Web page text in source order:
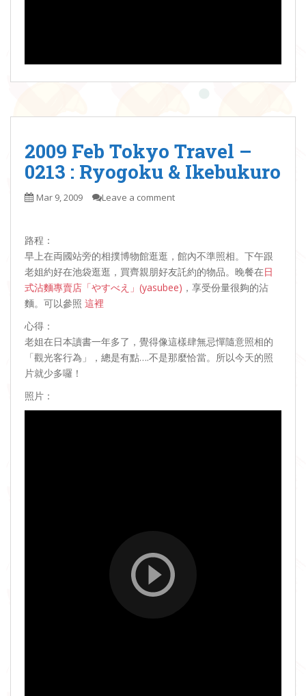
2009 Feb Tokyo Travel –
0213 : Ryogoku & Ikebukuro
Mar 9, 2009 Leave a comment
路程：
早上在両國站旁的相撲博物館逛逛，館內不準照相。下午跟
老姐約好在池袋逛逛，買齊親朋好友託約的物品。晚餐在日
式沾麵專賣店「やすべえ」(yasubee) ，享受份量很夠的沾
麵。可以參照 這裡
心得：
老姐在日本讀書一年多了，覺得像這樣肆無忌憚隨意照相的
「觀光客行為」，總是有點….不是那麼恰當。所以今天的照
片就少多囉！
照片：